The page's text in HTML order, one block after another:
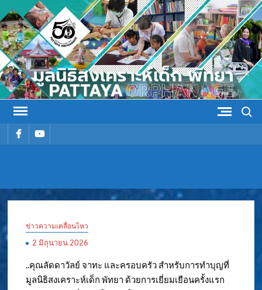
Skip
to
content
รายการรายการ
สงเคราะห์
ข่าวความเคลื่อนไหว
2 มิถุนายน 2026
..คุณลัดดาวัลย์ จาทะ และครอบครัว สำหรับการทำบุญที่
มูลนิธิสงเคราะห์เด็ก พัทยา ด้วยการเยี่ยมเยือนครั้งแรก